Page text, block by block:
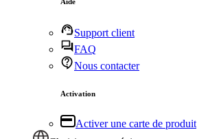
Support client
FAQ
Nous contacter
Activation
Activer une carte de produit